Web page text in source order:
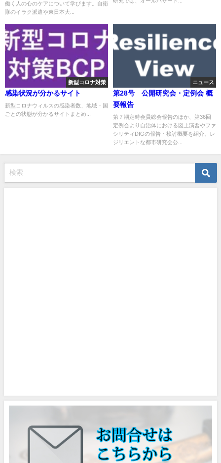
働く人の心のケアについて学びます。自衛
隊のイラク派遣や東日本大...
新型コロナ対策
感染状況が分かるサイト
新型コロナウィルスの感染者数、地域・国
ごとの状態が分かるサイトまとめ...
ニュース
第28号 公開研究会・定例会 概
要報告
第７期定時会員総会報告のほか、第36回
定例会より自治体における図上演習やファ
シリティDIGの報告・検討概要を紹介。レ
ジリエントな都市研究会公...